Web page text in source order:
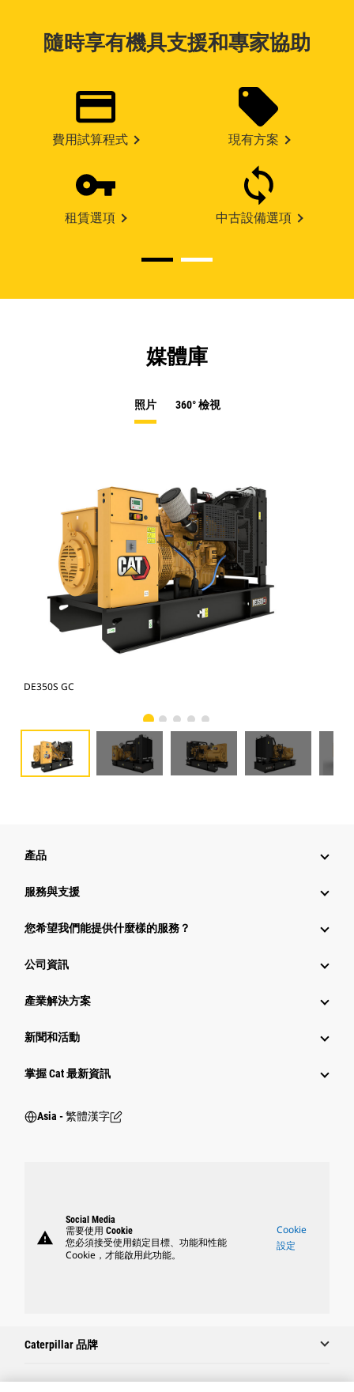
隨時享有機具支援和專家協助
費用試算程式 現有方案
租賃選項 中古設備選項
媒體庫
照片 360° 檢視
DE350S GC
產品
服務與支援
您希望我們能提供什麼樣的服務？
公司資訊
產業解決方案
新聞和活動
掌握 Cat 最新資訊
Asia - 繁體漢字
warning
Social Media
需要使用 Cookie
您必須接受使用鎖定目標、功能和性能
Cookie，才能啟用此功能。
Cookie
設定
Caterpillar 品牌